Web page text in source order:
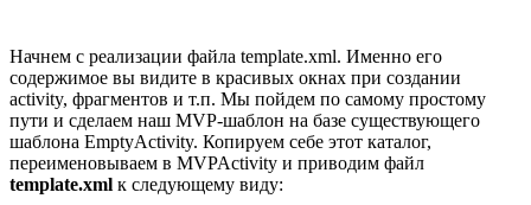
Начнем с реализации файла template.xml. Именно его
содержимое вы видите в красивых окнах при создании
activity, фрагментов и т.п. Мы пойдем по самому простому
пути и сделаем наш MVP-шаблон на базе существующего
шаблона EmptyActivity. Копируем себе этот каталог,
переименовываем в MVPActivity и приводим файл
template.xml к следующему виду: